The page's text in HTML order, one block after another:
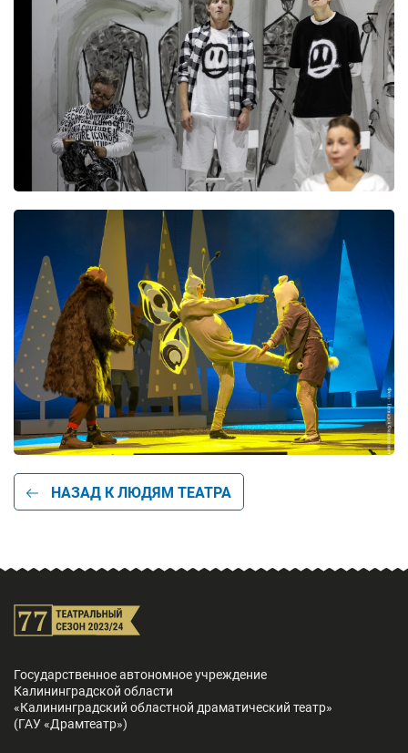
НАЗАД К ЛЮДЯМ ТЕАТРА
Государственное автономное учреждение
Калининградской области
«Калининградский областной драматический театр»
(ГАУ «Драмтеатр»)